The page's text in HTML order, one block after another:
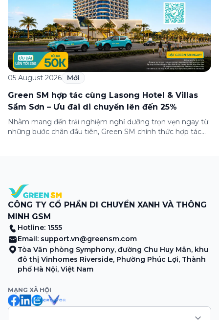
05 August 2026 Mới
Green SM hợp tác cùng Lasong Hotel & Villas
Sầm Sơn – Ưu đãi di chuyển lên đến 25%
Nhằm mang đến trải nghiệm nghỉ dưỡng trọn vẹn ngay từ
những bước chân đầu tiên, Green SM chính thức hợp tác
CÔNG TY CỔ PHẦN DI CHUYỂN XANH VÀ THÔNG
MINH GSM
Hotline: 1555
Email: support.vn@greensm.com
Tòa Văn phòng Symphony, đường Chu Huy Mân, khu
đô thị Vinhomes Riverside, Phường Phúc Lợi, Thành
phố Hà Nội, Việt Nam
MẠNG XÃ HỘI